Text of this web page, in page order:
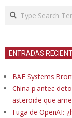
Search
ENTRADAS
BAE Systems
China plantea
asteroide que
Fuga de OpenAI: